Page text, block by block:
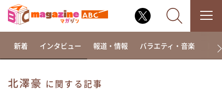
新着 インタビュー 報道・情報 バラエティ・音楽 ド
北澤豪 に関する記事